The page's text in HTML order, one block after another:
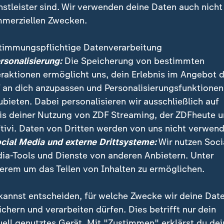
einer Schule in Zentralrussland sind laut Behörden
Wachleute getötet worden. Die Hintergründe der
sind. Wir verwenden deine Daten auch nicht
Zwecken.
Datenverarbeitung
Die Speicherung von bestimmten
ermöglicht uns, dein Erlebnis im Angebot
an dich anzupassen und Personalisierungsfunktionen
Dabei personalisieren wir ausschließlich auf
deiner Nutzung von ZDF Streaming, der ZDFheute
Daten von Dritten werden von uns nicht
Media und externe Drittsysteme:Wir nutzen
Tools und Dienste von anderen Anbietern. Unter
um das Teilen von Inhalten zu ermöglichen.
entscheiden, für welche Zwecke wir deine
und verarbeiten dürfen. Dies betrifft nur dein